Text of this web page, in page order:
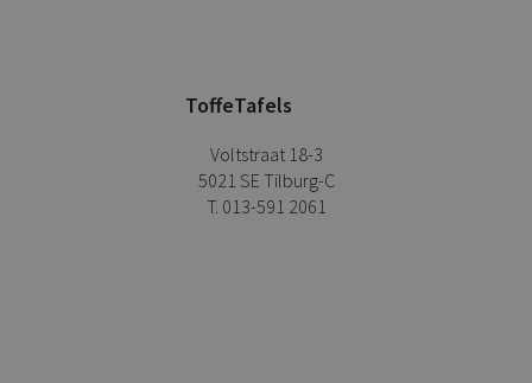
ToffeTafels
Voltstraat 18-3
5021 SE Tilburg-C
T. 013-591 2061